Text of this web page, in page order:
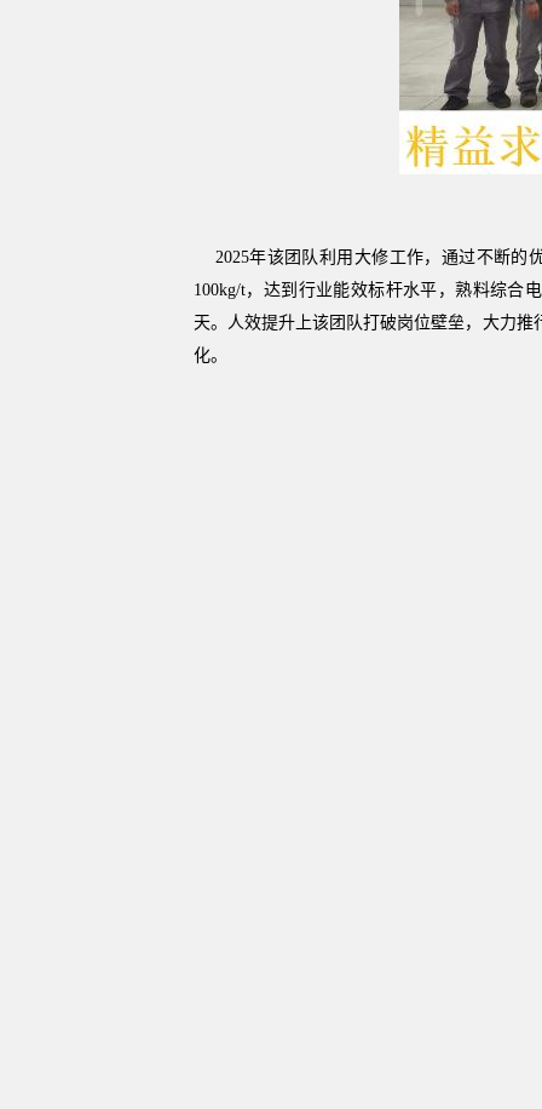
2025年该团队利用大修工作，通过不断的
100kg/t，达到行业能效标杆水平，熟料综合
天。人效提升上该团队打破岗位壁垒，大力
化。